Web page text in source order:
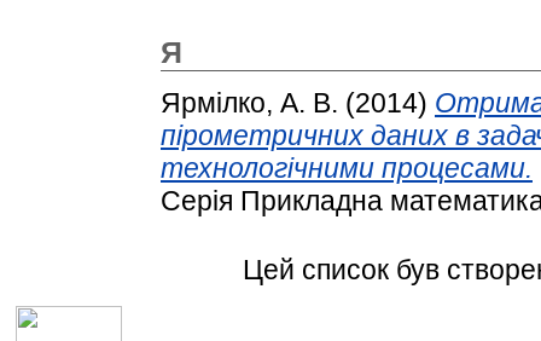
Я
Ярмілко, А. В. (2014)
пірометричних даних в
технологічними процесами.
Серія Прикладна
Цей список був